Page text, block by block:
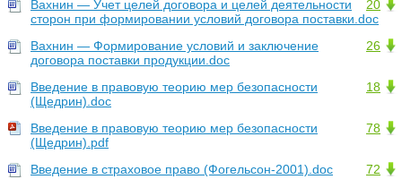
20
Вахнин — Учет целей договора и целей деятельности
сторон при формировании условий договора поставки.doc
26
Вахнин — Формирование условий и заключение
договора поставки продукции.doc
18
Введение в правовую теорию мер безопасности
(Щедрин).doc
78
Введение в правовую теорию мер безопасности
(Щедрин).pdf
72
Введение в страховое право (Фогельсон-2001).doc